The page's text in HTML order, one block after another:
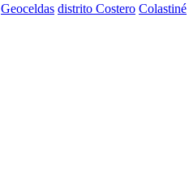
Geoceldas distrito Costero Colastiné